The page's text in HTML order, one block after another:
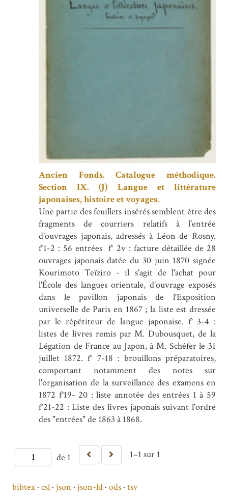
Ancien Fonds. Catalogue méthodique.
Section IX. (J) Langue et littérature
japonaises, histoire et voyages.
Une partie des feuillets insérés semblent être des
fragments de courriers relatifs à l'entrée
d'ouvrages japonais, adressés à Léon de Rosny.
f°1-2 : 56 entrées f° 2v : facture détaillée de 28
ouvrages japonais datée du 30 juin 1870 signée
Kourimoto Teïziro - il s'agit de l'achat pour
l'École des langues orientale, d'ouvrage exposés
dans le pavillon japonais de l'Exposition
universelle de Paris en 1867 ; la liste est dressée
par le répétiteur de langue japonaise. f° 3-4 :
listes de livres remis par M. Dubousquet, de la
Légation de France au Japon, à M. Schéfer le 31
juillet 1872. f° 7-18 : brouillons préparatoires,
comportant notamment des notes sur
l'organisation de la surveillance des examens en
1872 f°19- 20 : liste annotée des entrées 1 à 59
f°21-22 : Liste des livres japonais suivant l'ordre
des "entrées" de 1863 à 1868.
de 1 1–1 sur 1
bibtex csl json json-ld ods tsv